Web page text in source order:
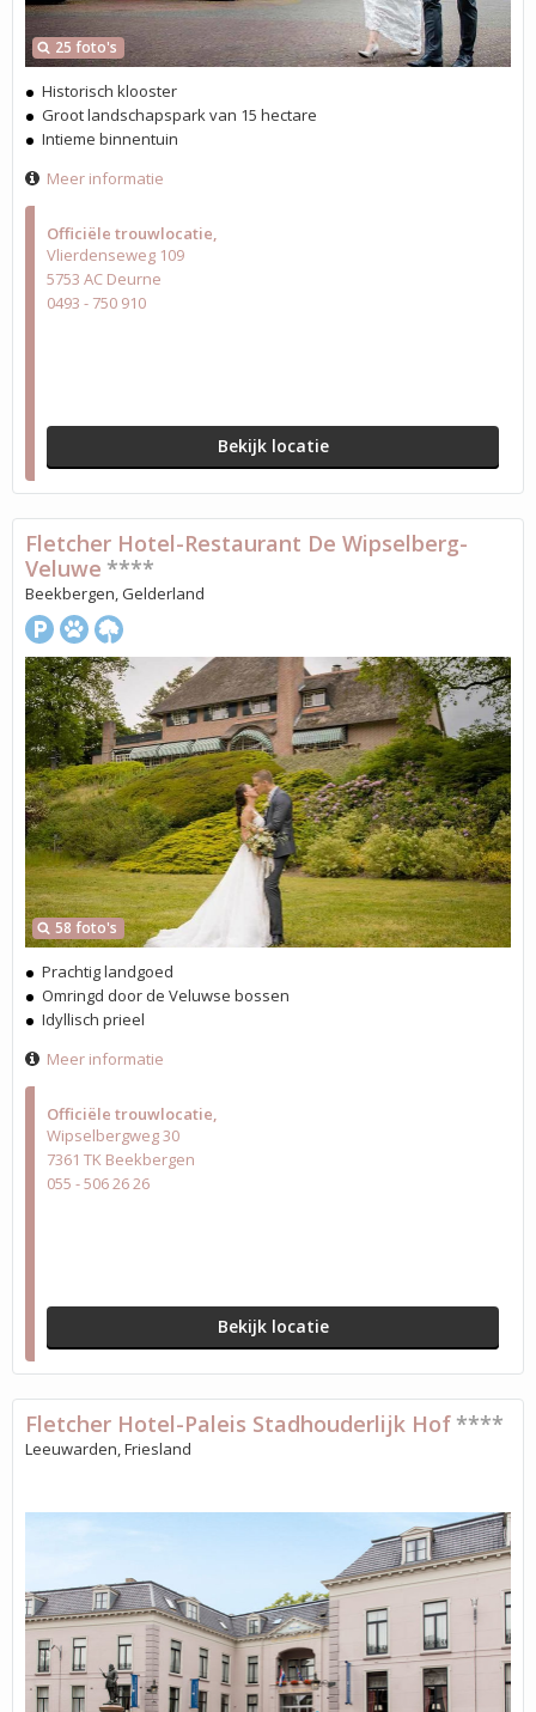
Officiële trouwlocatie
Vlierdenseweg 109
5753 AC Deurne
0493 - 750 910
Bekijk locatie
25 foto's
Historisch klooster
Groot landschapspark van 15 hectare
Intieme binnentuin
Meer informatie
Officiële trouwlocatie
Wipselbergweg 30
7361 TK Beekbergen
055 - 506 26 26
Bekijk locatie
58 foto's
Fletcher Hotel-Restaurant De Wipselberg-
Veluwe ****
Beekbergen, Gelderland
Prachtig landgoed
Omringd door de Veluwse bossen
Idyllisch prieel
Meer informatie
Fletcher Hotel-Paleis Stadhouderlijk Hof ****
Leeuwarden, Friesland